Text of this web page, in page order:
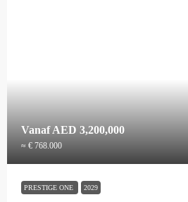
VanafAED 3,200,000
≈ € 768.000
PRESTIGE ONE 2029